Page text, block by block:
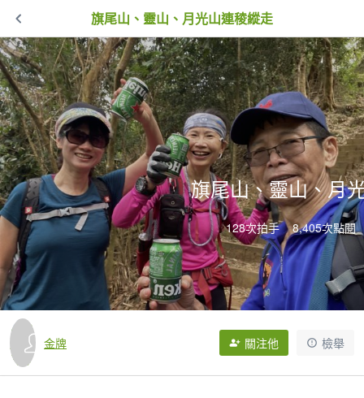
旗尾山、靈山、月光山連稜縱走
旗尾山、靈山、月
128次拍手 8,405次點閱
金牌 關注他 檢舉